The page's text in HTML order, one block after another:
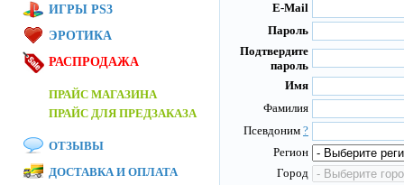
E-Mail
Пароль
Подтвердите
пароль
Имя
Фамилия
Псевдоним ?
Регион
Город
ИГРЫ PS3
ЭРОТИКА
РАСПРОДАЖА
ПРАЙС МАГАЗИНА
ПРАЙС ДЛЯ ПРЕДЗАКАЗА
ОТЗЫВЫ
ДОСТАВКА И ОПЛАТА